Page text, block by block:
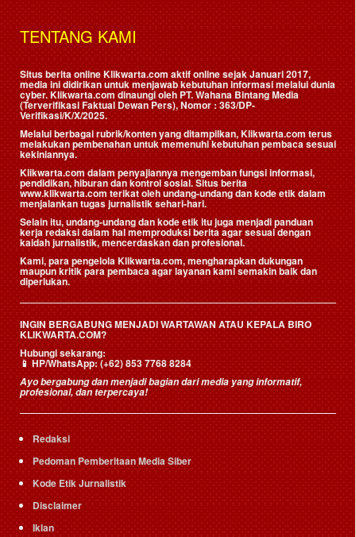
TENTANG KAMI
Situs berita online Klikwarta.com aktif online sejak Januari 2017,
media ini didirikan untuk menjawab kebutuhan informasi melalui dunia
cyber. Klikwarta.com dinaungi oleh PT. Wahana Bintang Media
(Terverifikasi Faktual Dewan Pers), Nomor : 363/DP-
Verifikasi/K/X/2025.
Melalui berbagai rubrik/konten yang ditampilkan, Klikwarta.com terus
melakukan pembenahan untuk memenuhi kebutuhan pembaca sesuai
kekiniannya.
Klikwarta.com dalam penyajiannya mengemban fungsi informasi,
pendidikan, hiburan dan kontrol sosial. Situs berita
www.klikwarta.com terikat oleh undang-undang dan kode etik dalam
menjalankan tugas jurnalistik sehari-hari.
Selain itu, undang-undang dan kode etik itu juga menjadi panduan
kerja redaksi dalam hal memproduksi berita agar sesuai dengan
kaidah jurnalistik, mencerdaskan dan profesional.
Kami, para pengelola Klikwarta.com, mengharapkan dukungan
maupun kritik para pembaca agar layanan kami semakin baik dan
diperlukan.
INGIN BERGABUNG MENJADI WARTAWAN ATAU KEPALA BIRO
KLIKWARTA.COM?
Hubungi sekarang:
📱HP/WhatsApp:(+62) 853 7768 8284
Ayo bergabung dan menjadi bagian dari media yang informatif,
profesional, dan terpercaya!
Redaksi
Pedoman Pemberitaan Media Siber
Kode Etik Jurnalistik
Disclaimer
Iklan